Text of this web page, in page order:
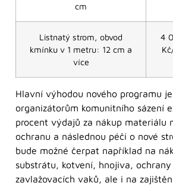
cm
Listnatý strom, obvod
kmínku v 1 metru: 12 cm a
více
4
Hlavní výhodou nového programu
organizátorům komunitního sázení
procent výdajů za nákup materiálu
ochranu a následnou péči o nové
bude možné čerpat například na
substrátu, kotvení, hnojiva,
zavlažovacích vaků, ale i na